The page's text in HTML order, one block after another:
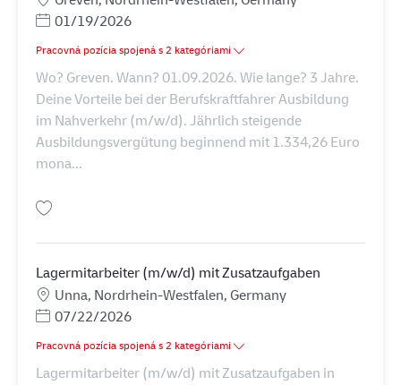
Posted Date
01/19/2026
Pracovná pozícia spojená s 2 kategóriami
Wo? Greven. Wann? 01.09.2026. Wie lange? 3 Jahre.
Deine Vorteile bei der Berufskraftfahrer Ausbildung
im Nahverkehr (m/w/d). Jährlich steigende
Ausbildungsvergütung beginnend mit 1.334,26 Euro
mona...
Lagermitarbeiter (m/w/d) mit Zusatzaufgaben
MiestoUnna, Nordrhein-Westfalen, Germany
Posted Date
07/22/2026
Pracovná pozícia spojená s 2 kategóriami
Lagermitarbeiter (m/w/d) mit Zusatzaufgaben in